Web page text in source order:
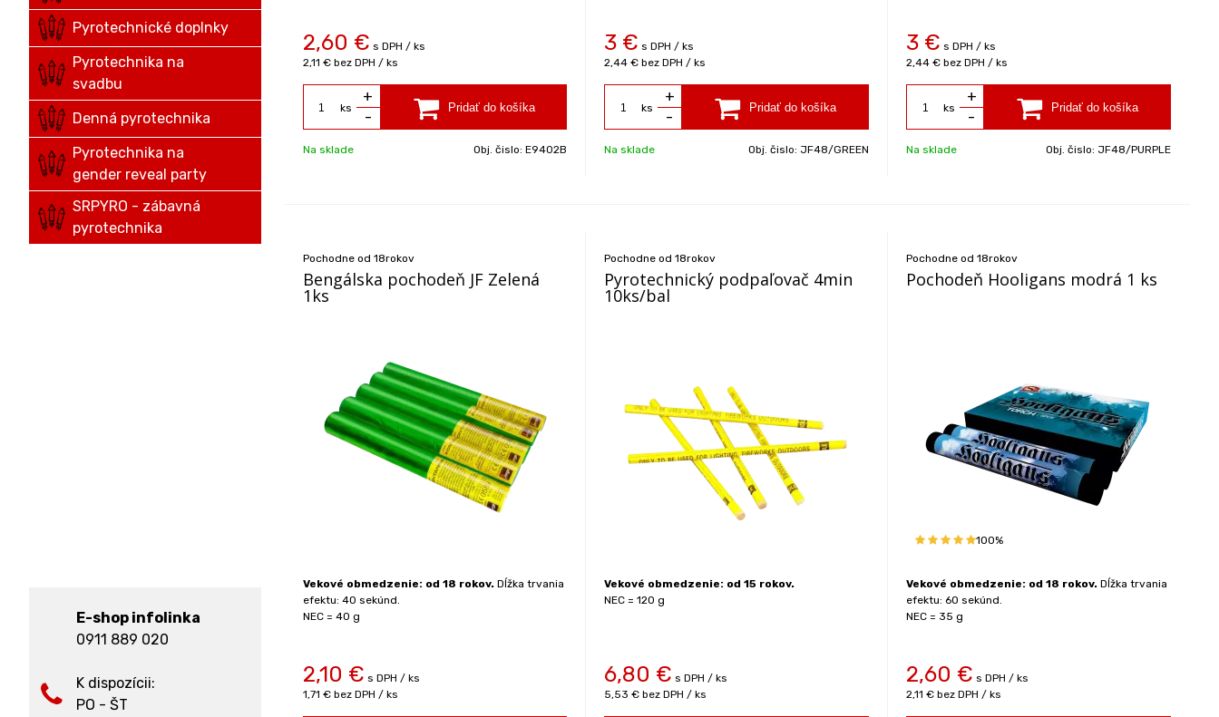
2,60 € s DPH / ks
2,11 € bez DPH / ks
ks
+
-
Na sklade Obj. čislo:E9402B
3 € s DPH / ks
2,44 € bez DPH / ks
ks
+
-
Na sklade Obj. čislo: JF48/GREEN
3 € s DPH / ks
2,44 € bez DPH / ks
ks
+
-
Na sklade Obj. čislo: JF48/PURPLE
Pochodne od 18rokov
Bengálska pochodeň JF Zelená
1ks
Vekové obmedzenie: od 18 rokov. Dĺžka trvania
efektu: 40 sekúnd.
NEC = 40 g
2,10 € s DPH / ks
1,71 € bez DPH / ks
Pochodne od 18rokov
Pyrotechnický podpaľovač 4min
10ks/bal
Vekové obmedzenie: od 15 rokov.
NEC = 120 g
6,80 € s DPH / ks
5,53 € bez DPH / ks
Pochodne od 18rokov
Pochodeň Hooligans modrá 1 ks
100%
Vekové obmedzenie: od 18 rokov. Dĺžka trvania
efektu: 60 sekúnd.
NEC = 35 g
2,60 € s DPH / ks
2,11 € bez DPH / ks
Pyrotechnické doplnky
Pyrotechnika na
svadbu
Denná pyrotechnika
Pyrotechnika na
gender reveal party
SRPYRO - zábavná
pyrotechnika
E-shop infolinka
0911 889 020
K dispozícii:
PO - ŠT